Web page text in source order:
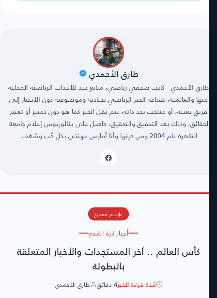
طارق الأحمدي
طارق الأحمدي - كاتب صحفي رياضي، متابع جيد للأحداث الرياضية المحلية
منها والعالمية، صياغة الخبر الرياضي بحيادية وموضوعية دون الأنحياز إلى
فريق بعينه، أو منتخب بحد ذاته، يتم نقل الخبر كما هو دون تمييز أو تغيير
لحقائق، وذلك بعد التدقيق والتحقيق، حاصل على بكالوريوس إعلام جامعة
القاهرة عام 2004 ومن حينها وأنا أمارس مهنتي بكل حُب وشغف.
خبر مُقترح
أخبار كرة القدم
كأس العالم .. آخر المستجدات والأخبار المتعلقة
بالبطولة
مُدة قراءة الخبر4 دقائق طارق الأحمدي